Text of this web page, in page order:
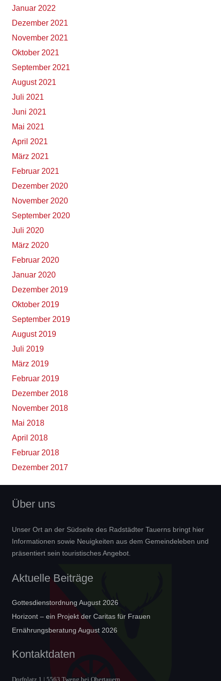
Januar 2022
Dezember 2021
November 2021
Oktober 2021
September 2021
August 2021
Juli 2021
Juni 2021
Mai 2021
April 2021
März 2021
Februar 2021
Dezember 2020
November 2020
September 2020
Juli 2020
März 2020
Februar 2020
Januar 2020
Dezember 2019
Oktober 2019
September 2019
August 2019
Juli 2019
März 2019
Februar 2019
Dezember 2018
November 2018
Mai 2018
April 2018
Februar 2018
Dezember 2017
Über uns
Unser Ort an der Südseite des Radstädter Tauerns bringt hier
Informationen sowie Neuigkeiten aus dem Gemeindeleben und
präsentiert sein touristisches Angebot.
Aktuelle Beiträge
Gottesdienstordnung August 2026
Horizont – ein Projekt der Caritas für Frauen
Ernährungsberatung August 2026
Kontaktdaten
Dorfplatz 1 | 5563 Tweng bei Obertauern